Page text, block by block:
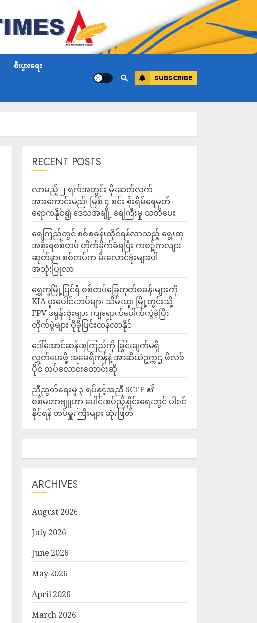
စီးပွားရေး
SUBSCRIBE
RECENT POSTS
လာမည့် ၂ ရက်အတွင်း မိုးဆက်လက်
အားကောင်းမည်၊ မြစ် ၄ စင်း စိုးရိမ်ရေမှတ်
ရောက်နိုင်၍ ဒေသအချို့ ရေကြီးမှု သတိပေး
ရေကြည်တွင် စစ်စခန်းထိုင်ရန်လာသည့် ရွေးတု
အစိုးရစစ်တပ် တိုက်ခိုက်ခံရပြီး ကစဉ့်ကလျား
ဆုတ်ခွာ၊ စစ်တပ်က မီးလောင်ဗုံးများပါ
အသုံးပြုလာ
‎ရွှေကူမြို့ပြင်ရှိ စစ်တပ်ခြေကုတ်စခန်းများကို
KIA ပူးပေါင်းတပ်များ သိမ်းယူ၊ မြို့တွင်းသို့
FPV ဒရုန်းဗုံးများ ကျရောက်ပေါက်ကွဲခဲ့ပြီး
တိုက်ပွဲများ ပိုမိုပြင်းထန်လာနိုင်
ဒေါ်အောင်ဆန်းစုကြည်ကို ခြွင်းချက်မရှိ
လွှတ်ပေးဖို့ အမေရိကန်နဲ့ အာဆီယံဥက္ကဌ ဖိလစ်
ပိုင် ထပ်လောင်းတောင်းဆို
ညီညွတ်ရေးမူ ၃ ရပ်နှင့်အညီ SCEF ၏
စစ်မဟာဗျူဟာ ပေါင်းစပ်ညှိနှိုင်းရေးတွင် ပါဝင်
နိုင်ရန် တပ်မှူးကြီးများ ဆုံးဖြတ်
ARCHIVES
August 2026
July 2026
June 2026
May 2026
April 2026
March 2026